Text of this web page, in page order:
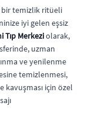
bir temizlik ritüeli
iyi gelen eşsiz
Tıp Merkeziolarak,
uzman
ve yenilenme
temizlenmesi,
kavuşması için özel